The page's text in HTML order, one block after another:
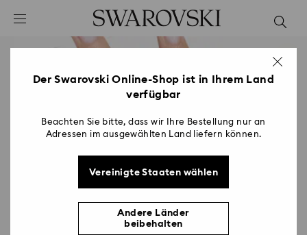
Liste Tastaturkürzel
2 - Footer
Der Swarovski Online-Shop ist in Ihrem Land
verfügbar
Beachten Sie bitte, dass wir Ihre Bestellung nur an
Adressen im ausgewählten Land liefern können.
Vereinigte Staaten wählen
Andere Länder
beibehalten